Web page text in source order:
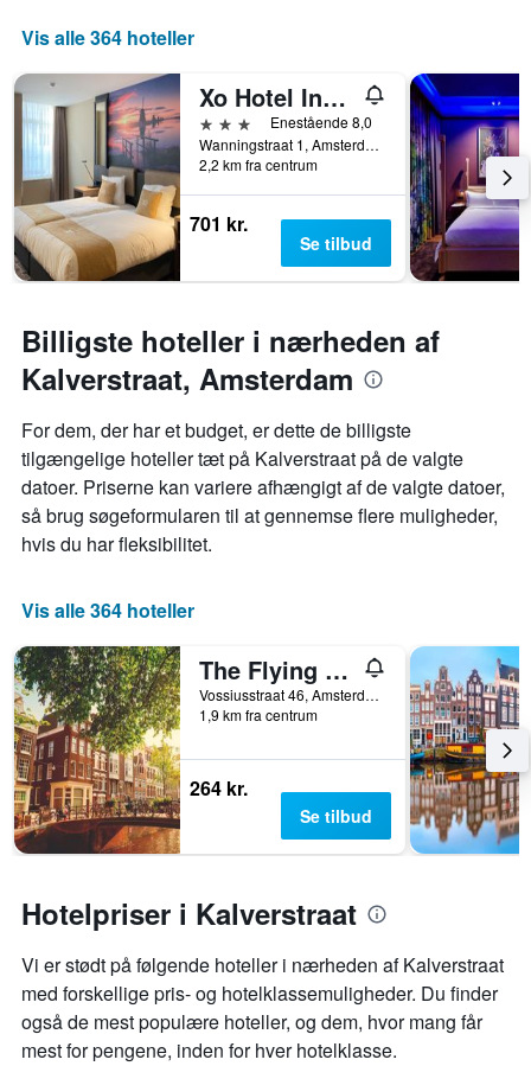
har
y-
akse,
der
viser
den
gennemsnitlige
pris
for
et
værelse
Vis alle 364 hoteller
Xo Hotel Inner
3 stjernerEnestående 8,0
Wanningstraat 1, Amsterdam, Noord-Holland, Holland
2,2 km fra centrum
701 kr.
Se tilbud
Billigste hoteller i nærheden af
Kalverstraat, Amsterdam
For dem, der har et budget, er dette de billigste
tilgængelige hoteller tæt på Kalverstraat på de valgte
datoer. Priserne kan variere afhængigt af de valgte datoer,
så brug søgeformularen til at gennemse flere muligheder,
hvis du har fleksibilitet.
Vis alle 364 hoteller
The Flying Pig Uptown Hostel
Vossiusstraat 46, Amsterdam, Noord-Holland, Holland
1,9 km fra centrum
264 kr.
Se tilbud
Hotelpriser i Kalverstraat
Vi er stødt på følgende hoteller i nærheden af ​​Kalverstraat
med forskellige pris- og hotelklassemuligheder. Du finder
også de mest populære hoteller, og dem, hvor mang får
mest for pengene, inden for hver hotelklasse.